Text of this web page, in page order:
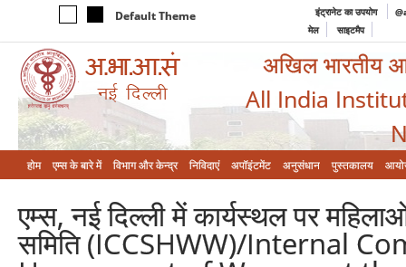
Default Theme इंट्रानेट का उपयोग
मेल
साइटमैप
अखिल भारतीय
All India
होम एम्‍स के बारे में विभाग और केन्‍द्र निविदाएं अपॉइंटमेंट अनुसंधान पुस्तकालय
एम्स, नई दिल्ली में कार्यस्थल पर
समिति (ICCSHWW)/Internal